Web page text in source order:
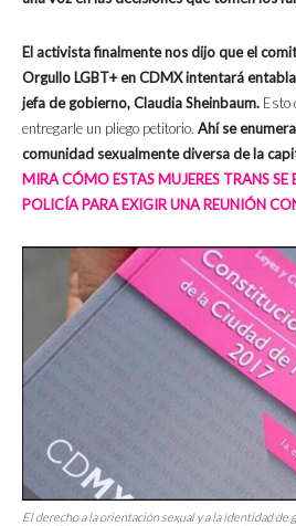
El activista finalmente nos dijo que el
Orgullo LGBT+ en CDMXintentará
jefa de gobierno, Claudia Sheinbaum. Esto
entregarle un pliego petitorio. Ahí se
comunidad sexualmente diversa de la
MIRA CÓMO ESTAS MUJERES TRANS SE
POLICÍA PARA EXIGIR UNA REUNIÓN
El derecho a la orientación sexual y a la identidad